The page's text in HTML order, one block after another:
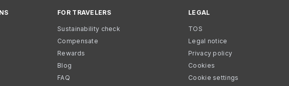
FOR TRAVELERS
Sustainability check
Compensate
Rewards
Blog
FAQ
LEGAL
TOS
Legal notice
Privacy policy
Cookies
Cookie settings